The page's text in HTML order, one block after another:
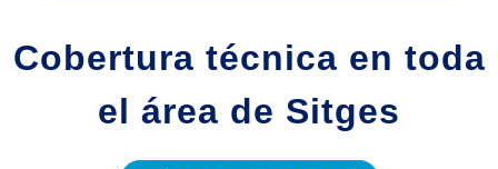
Cobertura técnica en toda
el área de Sitges